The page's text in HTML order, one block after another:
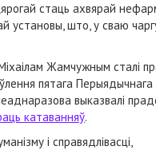
стаць ахвярай
установы, што, у сваю
Жамчужным сталі
пятага
выказвалі
катаванняў.
і справядлівасці,